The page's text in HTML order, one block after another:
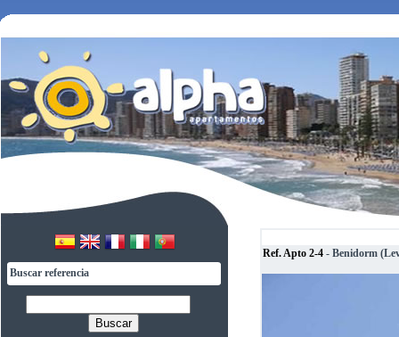
Buscar referencia
Buscar
Ref. Apto 2-4- Benidorm